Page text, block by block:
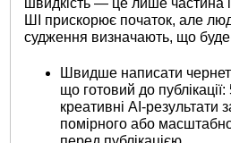
ШІ прискорює початок, але
судження визначають, що буде
Швидше написати
що готовий до
креативні AI-результати
помірного або